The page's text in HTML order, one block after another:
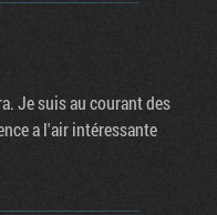
Je suis au courant des
a l'air intéressante